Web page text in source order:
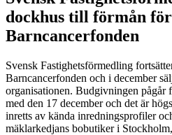
dockhus till förmån för
Barncancerfonden
Svensk Fastighetsförmedling
Barncancerfonden och i december
organisationen. Budgivningen pågår
med den 17 december och det är
inretts av kända inredningsprofiler
mäklarkedjans bobutiker i